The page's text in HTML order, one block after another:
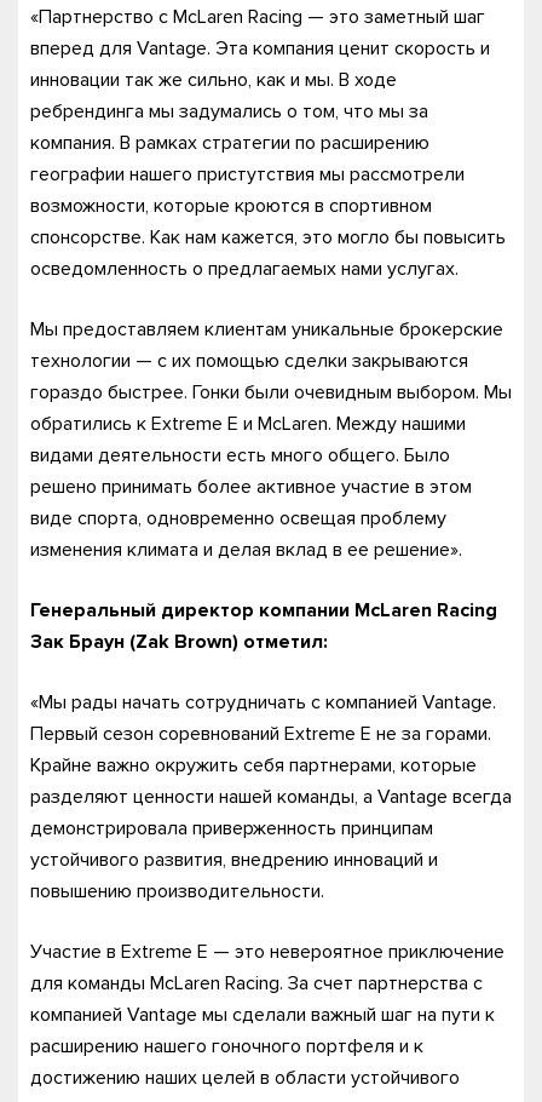
«Партнерство с McLaren Racing — это заметный шаг
вперед для Vantage. Эта компания ценит скорость и
инновации так же сильно, как и мы. В ходе
ребрендинга мы задумались о том, что мы за
компания. В рамках стратегии по расширению
географии нашего пристутствия мы рассмотрели
возможности, которые кроются в спортивном
спонсорстве. Как нам кажется, это могло бы повысить
осведомленность о предлагаемых нами услугах.
Мы предоставляем клиентам уникальные брокерские
технологии — с их помощью сделки закрываются
гораздо быстрее. Гонки были очевидным выбором. Мы
обратились к Extreme E и McLaren. Между нашими
видами деятельности есть много общего. Было
решено принимать более активное участие в этом
виде спорта, одновременно освещая проблему
изменения климата и делая вклад в ее решение».
Генеральный директор компании McLaren Racing
Зак Браун (Zak Brown) отметил:
«Мы рады начать сотрудничать с компанией Vantage.
Первый сезон соревнований Extreme E не за горами.
Крайне важно окружить себя партнерами, которые
разделяют ценности нашей команды, а Vantage всегда
демонстрировала приверженность принципам
устойчивого развития, внедрению инноваций и
повышению производительности.
Участие в Extreme E — это невероятное приключение
для команды McLaren Racing. За счет партнерства с
компанией Vantage мы сделали важный шаг на пути к
расширению нашего гоночного портфеля и к
достижению наших целей в области устойчивого